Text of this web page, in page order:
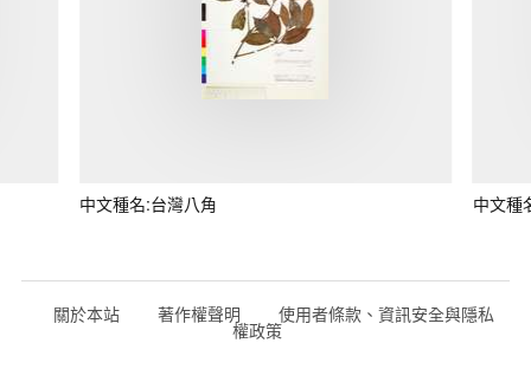
中文種名:台灣八角 中文種
關於本站 著作權聲明 使用者條款、資訊安全與隱私
權政策